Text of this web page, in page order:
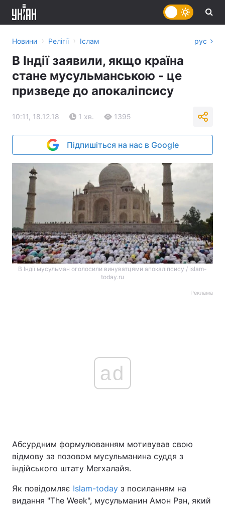
Головна Війна
Новини › Релігії › Іслам рус
В Індії заявили, якщо країна
стане мусульманською - це
призведе до апокаліпсису
10:11, 18.12.18 1 хв. 1395
Підпишіться на нас в Google
В Індії мусульман оголосили винуватцями апокаліпсису / islam-
today.ru
Реклама
ad
Абсурдним формулюванням мотивував свою
відмову за позовом мусульманина суддя з
індійського штату Мегхалайя.
Як повідомляє Islam-today з посиланням на
видання "The Week", мусульманин Амон Ран, який